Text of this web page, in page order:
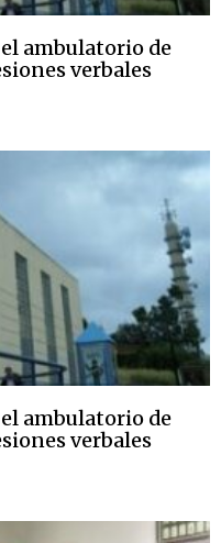
ambulatorio de
verbales
ambulatorio de
verbales